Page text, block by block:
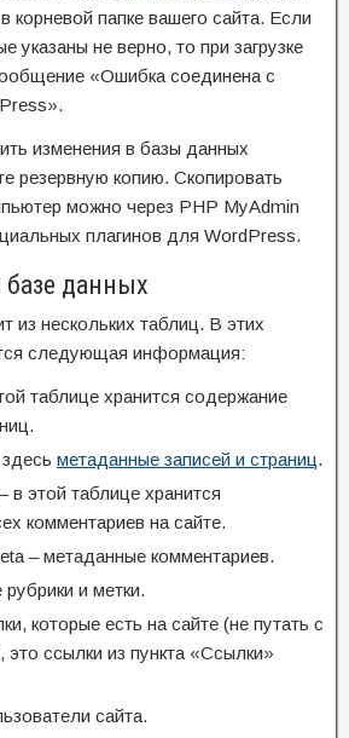
корневой папке вашего сайта. Если
указаны не верно, то при загрузке
«Ошибка соединена с
изменения в базы данных
резервную копию. Скопировать
можно через PHP MyAdmin
плагинов для WordPress.
базе данных
из нескольких таблиц. В этих
следующая информация:
таблице хранится содержание
метаданные записей и страниц.
в этой таблице хранится
комментариев на сайте.
– метаданные комментариев.
и метки.
которые есть на сайте (не путать с
это ссылки из пункта «Ссылки»
сайта.